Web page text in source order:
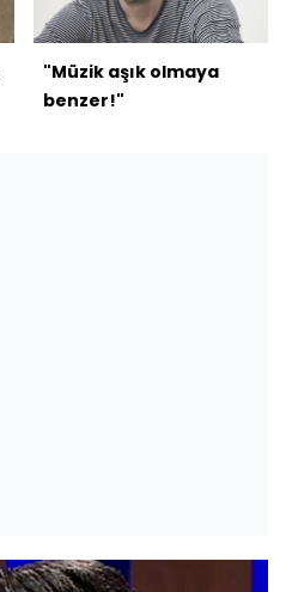
"Müzik aşık olmaya
benzer!"